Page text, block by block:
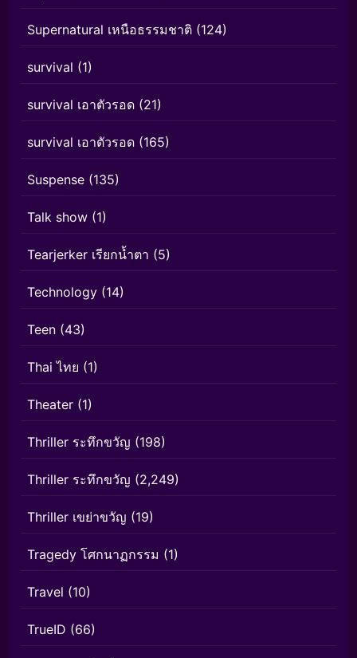
Supernatural เหนือธรรมชาติ (124)
survival (1)
survival เอาตัวรอด (21)
survival เอาตัวรอด (165)
Suspense (135)
Talk show (1)
Tearjerker เรียกน้ำตา (5)
Technology (14)
Teen (43)
Thai ไทย (1)
Theater (1)
Thriller ระทึกขวัญ (198)
Thriller ระทึกขวัญ (2,249)
Thriller เขย่าขวัญ (19)
Tragedy โศกนาฏกรรม (1)
Travel (10)
TrueID (66)